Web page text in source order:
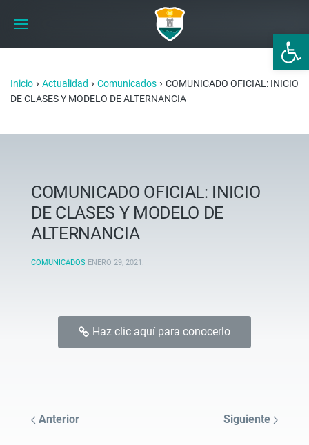
Abrir
Inicio › Actualidad › Comunicados › COMUNICADO OFICIAL: INICIO
DE CLASES Y MODELO DE ALTERNANCIA
COMUNICADO OFICIAL: INICIO
DE CLASES Y MODELO DE
ALTERNANCIA
COMUNICADOS ENERO 29, 2021 .
Haz clic aquí para conocerlo
Anterior Siguiente